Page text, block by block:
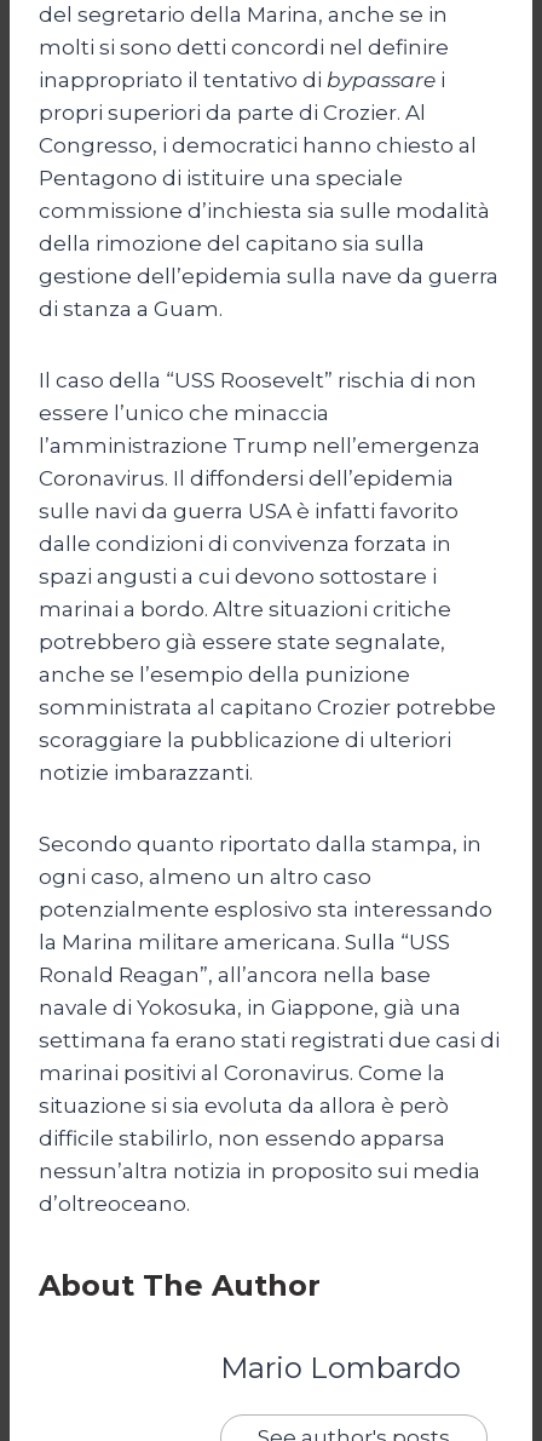
del segretario della Marina, anche se in
molti si sono detti concordi nel definire
inappropriato il tentativo di bypassare i
propri superiori da parte di Crozier. Al
Congresso, i democratici hanno chiesto al
Pentagono di istituire una speciale
commissione d’inchiesta sia sulle modalità
della rimozione del capitano sia sulla
gestione dell’epidemia sulla nave da guerra
di stanza a Guam.
Il caso della “USS Roosevelt” rischia di non
essere l’unico che minaccia
l’amministrazione Trump nell’emergenza
Coronavirus. Il diffondersi dell’epidemia
sulle navi da guerra USA è infatti favorito
dalle condizioni di convivenza forzata in
spazi angusti a cui devono sottostare i
marinai a bordo. Altre situazioni critiche
potrebbero già essere state segnalate,
anche se l’esempio della punizione
somministrata al capitano Crozier potrebbe
scoraggiare la pubblicazione di ulteriori
notizie imbarazzanti.
Secondo quanto riportato dalla stampa, in
ogni caso, almeno un altro caso
potenzialmente esplosivo sta interessando
la Marina militare americana. Sulla “USS
Ronald Reagan”, all’ancora nella base
navale di Yokosuka, in Giappone, già una
settimana fa erano stati registrati due casi di
marinai positivi al Coronavirus. Come la
situazione si sia evoluta da allora è però
difficile stabilirlo, non essendo apparsa
nessun’altra notizia in proposito sui media
d’oltreoceano.
About The Author
Mario Lombardo